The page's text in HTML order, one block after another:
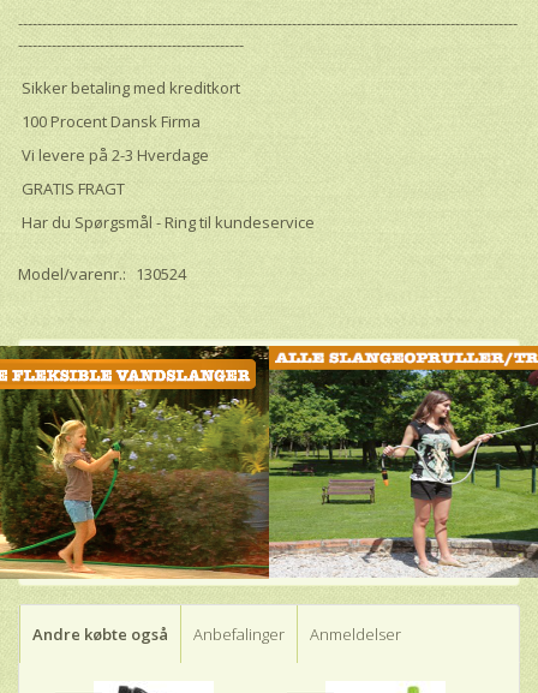
--------------------------------------------------------------------------------------------------------
-----------------------------------------------
Sikker betaling med kreditkort
100 Procent Dansk Firma
Vi levere på 2-3 Hverdage
GRATIS FRAGT
Har du Spørgsmål - Ring til kundeservice
Model/varenr.: 130524
Andre købte også Anbefalinger Anmeldelser